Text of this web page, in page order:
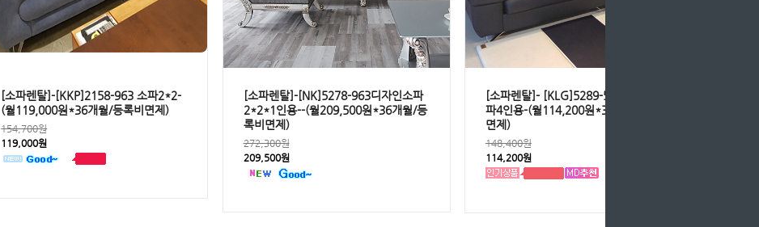
[소파렌탈]-[KKP]2158-963 소파2*2-
(월119,000원*36개월/등록비면제)
154,700원
119,000원
[소파렌탈]-[NK]5278-963디자인소파
2*2*1인용--(월209,500원*36개월/등
록비면제)
272,300원
209,500원
[소파렌탈]- [KLG]5289-526 통가죽소
파4인용-(월114,200원*36개월/등록비
면제)
148,400원
114,200원